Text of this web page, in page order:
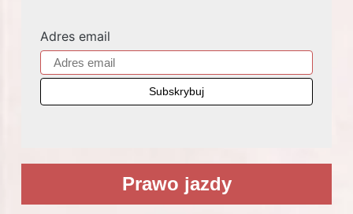
Adres email
Prawo jazdy